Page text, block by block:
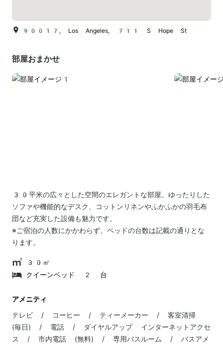
90017, Los Angeles, 711 S Hope St
部屋おまかせ
30平米の広々とした空間のエレガントな部屋。ゆったりした
ソファや機能的なデスク、コットンリネンやふかふかの羽毛布
団など充実した設備も魅力です。
※ご宿泊の人数にかかわらず、ベッドの台数は記載の通りとな
ります。
30㎡
クイーンベッド 2 台
アメニティ
テレビ / コーヒー / ティーメーカー / 客室清掃
(毎日) / 電話 / ダイヤルアップ インターネットアクセ
ス / 市内電話 (無料) / 専用バスルーム / バスアメ